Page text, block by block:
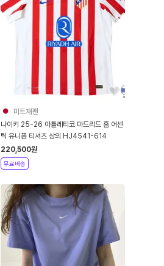
미트재팬
나이키 25-26 아틀레티코 마드리드 홈 어센
틱 유니폼 티셔츠 상의 HJ4541-614
220,500원
무료배송